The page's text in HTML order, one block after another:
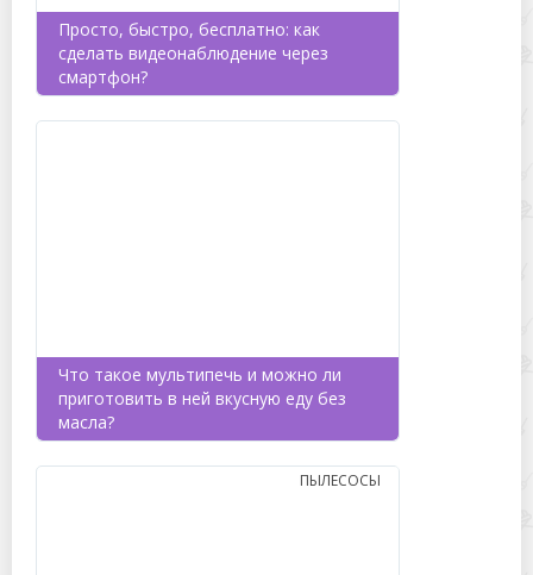
Просто, быстро, бесплатно: как
сделать видеонаблюдение через
смартфон?
Что такое мультипечь и можно ли
приготовить в ней вкусную еду без
масла?
ПЫЛЕСОСЫ